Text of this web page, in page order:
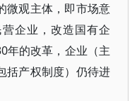
微观主体，即市场意
企业，改造国有企
年的改革，企业（主
括产权制度）仍待进